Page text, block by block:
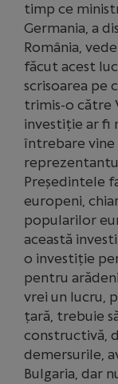
timp ce
Germania, a
România,
făcut acest
scrisoarea pe
trimis-o către
investiție ar fi
întrebare vine
Președintele
europeni,
popularilor
această
o investiție
pentru
vrei un lucru,
țară, trebuie
constructivă,
demersurile,
Bulgaria, dar